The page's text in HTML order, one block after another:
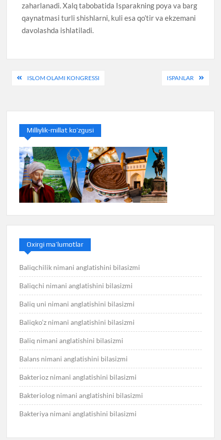
zaharlanadi. Xalq tabobatida Isparakning poya va barg
qaynatmasi turli shishlarni, kuli esa qo’tir va ekzemani
davolashda ishlatiladi.
PostISLOM OLAMI KONGRESSI ISPANLAR
Milliylik-millat ko’zgusi
Oxirgi ma’lumotlar
Baliqchilik nimani anglatishini bilasizmi
Baliqchi nimani anglatishini bilasizmi
Baliq uni nimani anglatishini bilasizmi
Baliqko’z nimani anglatishini bilasizmi
Baliq nimani anglatishini bilasizmi
Balans nimani anglatishini bilasizmi
Bakterioz nimani anglatishini bilasizmi
Bakteriolog nimani anglatishini bilasizmi
Bakteriya nimani anglatishini bilasizmi